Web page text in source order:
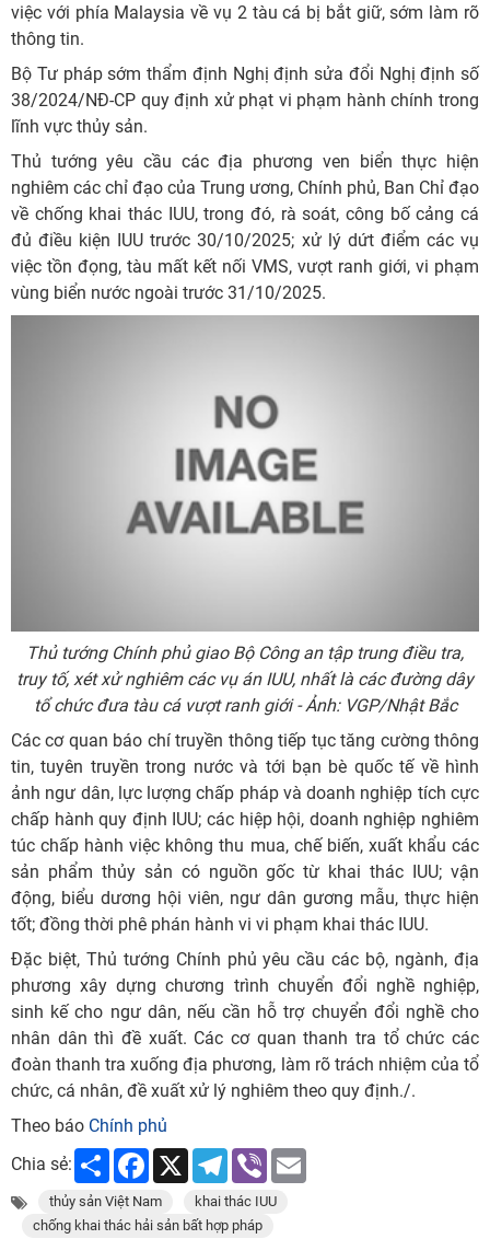
việc với phía Malaysia về vụ 2 tàu cá bị bắt giữ, sớm làm rõ
thông tin.
Bộ Tư pháp sớm thẩm định Nghị định sửa đổi Nghị định số
38/2024/NĐ-CP quy định xử phạt vi phạm hành chính trong
lĩnh vực thủy sản.
Thủ tướng yêu cầu các địa phương ven biển thực hiện
nghiêm các chỉ đạo của Trung ương, Chính phủ, Ban Chỉ đạo
về chống khai thác IUU, trong đó, rà soát, công bố cảng cá
đủ điều kiện IUU trước 30/10/2025; xử lý dứt điểm các vụ
việc tồn đọng, tàu mất kết nối VMS, vượt ranh giới, vi phạm
vùng biển nước ngoài trước 31/10/2025.
Thủ tướng Chính phủ giao Bộ Công an tập trung điều tra,
truy tố, xét xử nghiêm các vụ án IUU, nhất là các đường dây
tổ chức đưa tàu cá vượt ranh giới - Ảnh: VGP/Nhật Bắc
Các cơ quan báo chí truyền thông tiếp tục tăng cường thông
tin, tuyên truyền trong nước và tới bạn bè quốc tế về hình
ảnh ngư dân, lực lượng chấp pháp và doanh nghiệp tích cực
chấp hành quy định IUU; các hiệp hội, doanh nghiệp nghiêm
túc chấp hành việc không thu mua, chế biến, xuất khẩu các
sản phẩm thủy sản có nguồn gốc từ khai thác IUU; vận
động, biểu dương hội viên, ngư dân gương mẫu, thực hiện
tốt; đồng thời phê phán hành vi vi phạm khai thác IUU.
Đặc biệt, Thủ tướng Chính phủ yêu cầu các bộ, ngành, địa
phương xây dựng chương trình chuyển đổi nghề nghiệp,
sinh kế cho ngư dân, nếu cần hỗ trợ chuyển đổi nghề cho
nhân dân thì đề xuất. Các cơ quan thanh tra tổ chức các
đoàn thanh tra xuống địa phương, làm rõ trách nhiệm của tổ
chức, cá nhân, đề xuất xử lý nghiêm theo quy định./.
Theo báo Chính phủ
Chia sẻ:
Share Facebook
X Telegram
Viber
thủy sản Việt Nam
khai thác IUU
chống khai thác hải sản bất hợp pháp